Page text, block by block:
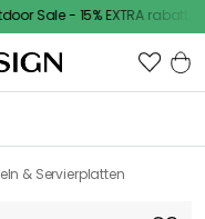
Sale - 15% EXTRA rabatt
& Servierplatten